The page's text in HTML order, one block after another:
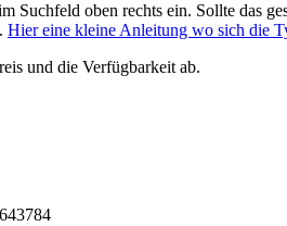
Suchfeld oben rechts ein. Sollte das
Hier eine kleine Anleitung wo sich die
und die Verfügbarkeit ab.